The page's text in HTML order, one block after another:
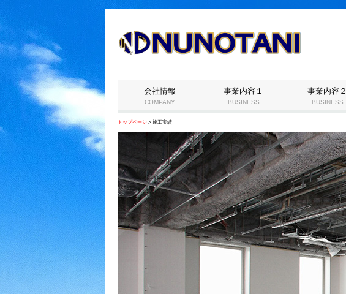
会社情報
COMPANY
事業内容１
BUSINESS
事業内容２
BUSINESS
トップページ > 施工実績